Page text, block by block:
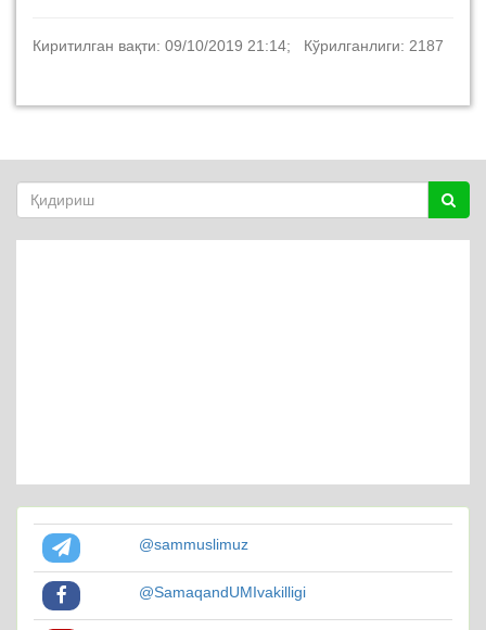
Киритилган вақти: 09/10/2019 21:14; Кўрилганлиги: 2187
@sammuslimuz
@SamaqandUMIvakilligi